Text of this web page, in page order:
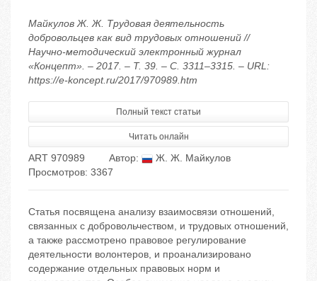
Майкулов Ж. Ж. Трудовая деятельность
добровольцев как вид трудовых отношений //
Научно-методический электронный журнал
«Концепт». – 2017. – Т. 39. – С. 3311–3315. – URL:
https://e-koncept.ru/2017/970989.htm
Полный текст статьи
Читать онлайн
ART 970989 Автор:
Ж. Ж. Майкулов
Просмотров: 3367
Статья посвящена анализу взаимосвязи отношений,
связанных с добровольчеством, и трудовых отношений,
а также рассмотрено правовое регулирование
деятельности волонтеров, и проанализировано
содержание отдельных правовых норм и